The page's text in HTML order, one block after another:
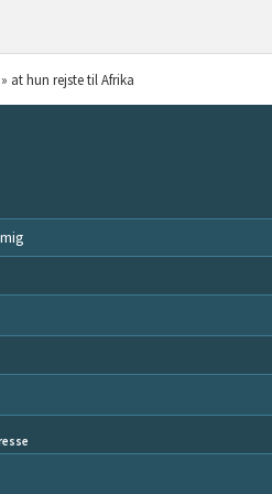
at hun rejste til Afrika